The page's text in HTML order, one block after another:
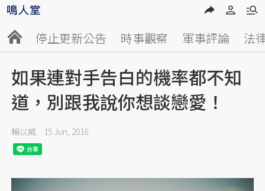
停止更新公告 時事觀察 軍事評論 法
如果連對手告白的機率都不知
道，別跟我說你想談戀愛！
賴以威 15 Jun, 2016